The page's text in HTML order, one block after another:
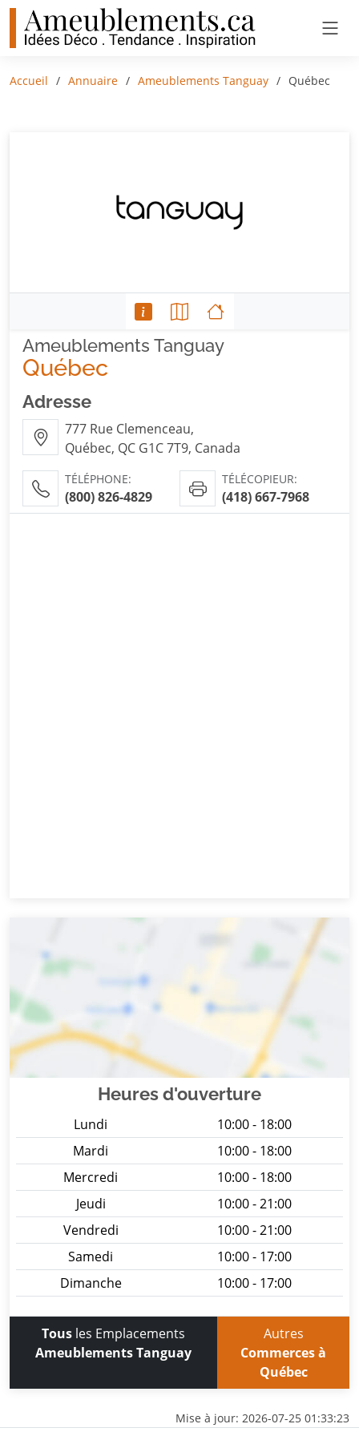
Accueil Annuaire Ameublements Tanguay Québec
Ameublements Tanguay
Québec
Adresse
777 Rue Clemenceau,
Québec, QC G1C 7T9, Canada
TÉLÉPHONE:
(800) 826-4829
TÉLÉCOPIEUR:
(418) 667-7968
Heures d'ouverture
Lundi
10:00 - 18:00
Mardi
10:00 - 18:00
Mercredi
10:00 - 18:00
Jeudi
10:00 - 21:00
Vendredi
10:00 - 21:00
Samedi
10:00 - 17:00
Dimanche
10:00 - 17:00
Tous les Emplacements
Ameublements Tanguay
Autres
Commerces à
Québec
Mise à jour: 2026-07-25 01:33:23